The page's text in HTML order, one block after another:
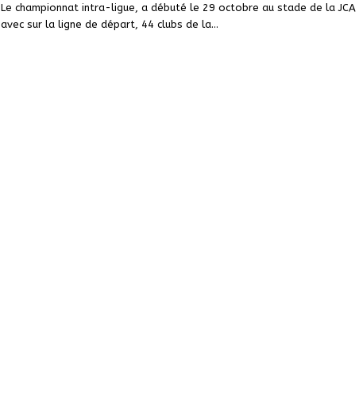
Le championnat intra-ligue, a débuté le 29 octobre au stade de la JCA
avec sur la ligne de départ, 44 clubs de la…